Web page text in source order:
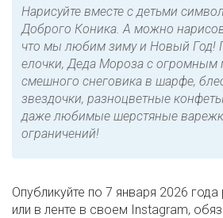
Нарисуйте вместе с детьми
Доброго Коника. А можно
что мы любим зиму и Новый Год!
елочки, Деда Мороза с огромным
смешного снеговика в шарфе,
звездочки, разноцветные
даже любимые шерстяные
ограничений!
Опубликуйте по 7 января 2026
или в ленте в своем Instagram,